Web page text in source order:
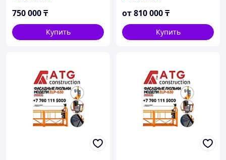
750 000₸
Купить
от810 000₸
Купить